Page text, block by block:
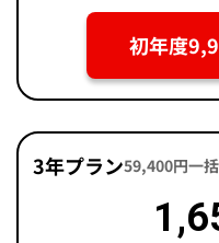
初年度
3年プラン59,400円一